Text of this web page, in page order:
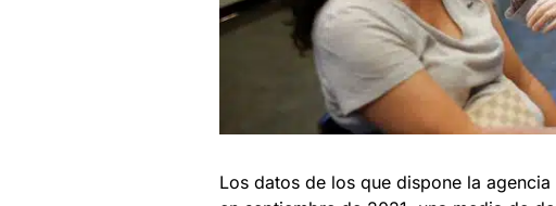
Los datos de los que dispone la